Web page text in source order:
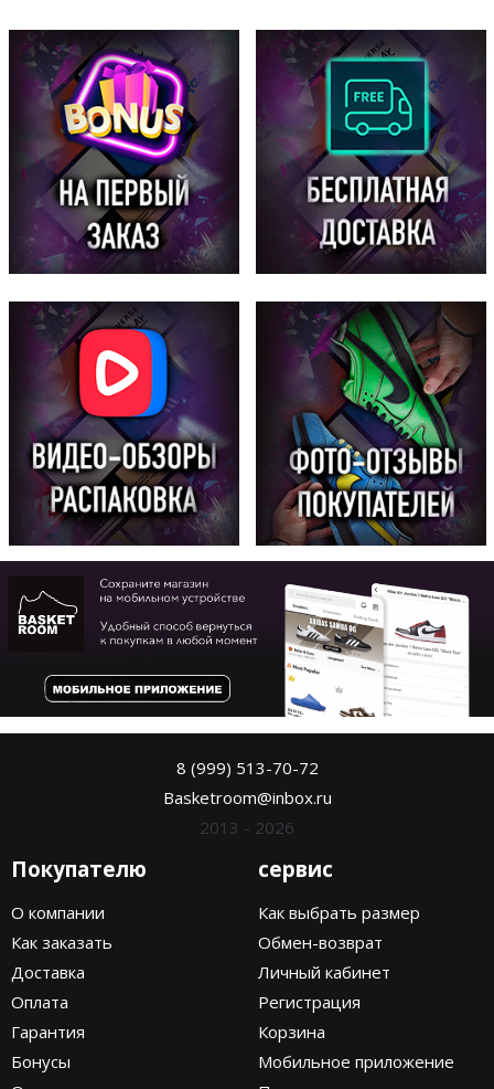
8 (999) 513-70-72
Basketroom@inbox.ru
2013 - 2026
Покупателю
О компании
Как заказать
Доставка
Оплата
Гарантия
Бонусы
сервис
Как выбрать размер
Обмен-возврат
Личный кабинет
Регистрация
Корзина
Мобильное приложение